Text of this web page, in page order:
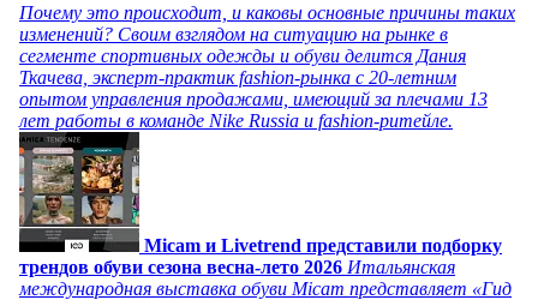
Почему это происходит, и каковы основные причины таких
изменений? Своим взглядом на ситуацию на рынке в
сегменте спортивных одежды и обуви делится Дания
Ткачева, эксперт-практик fashion-рынка с 20-летним
опытом управления продажами, имеющий за плечами 13
лет работы в команде Nike Russia и fashion-ритейле.
Micam и Livetrend представили подборку
трендов обуви сезона весна-лето 2026 Итальянская
международная выставка обуви Micam представляет «Гид